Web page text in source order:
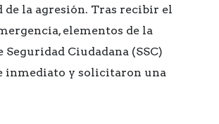
de la agresión. Tras recibir el
elementos de la
Seguridad Ciudadana (SSC)
inmediato y solicitaron una